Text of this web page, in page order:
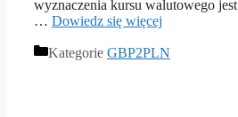
wyznaczenia kursu walutowego jest
… Dowiedz się więcej
Kategorie GBP2PLN